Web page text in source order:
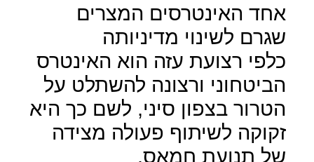
אחד האינטרסים המצרים
שגרם לשינוי מדיניותה
כלפי רצועת עזה הוא האינטרס
הביטחוני ורצונה להשתלט על
הטרור בצפון סיני, לשם כך היא
זקוקה לשיתוף פעולה מצידה
של תנועת חמאס.